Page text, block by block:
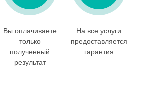
Вы оплачиваете
только
полученный
результат
На все услуги
предоставляется
гарантия